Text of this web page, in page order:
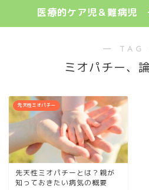
医療的ケア児＆難病児
― TAG
ミオパチー、
先天性ミオパチー
先天性ミオパチーとは？親が
知っておきたい病気の概要